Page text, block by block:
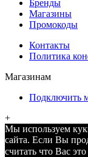
Бренды
Магазины
Промокоды
Контакты
Политика
Магазинам
Подключить
+
Мы используем
сайта. Если Вы
считать что Вас это